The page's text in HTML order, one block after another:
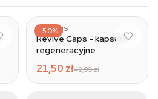
-50%
AZARIUS
Revive Caps - kapsułki
regeneracyjne
21,50 zł42,99 zł